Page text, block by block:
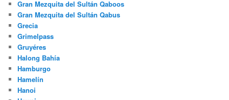
Gran Mezquita del Sultán Qaboos
Gran Mezquita del Sultán Qabus
Grecia
Grimelpass
Gruyéres
Halong Bahía
Hamburgo
Hamelín
Hanoi